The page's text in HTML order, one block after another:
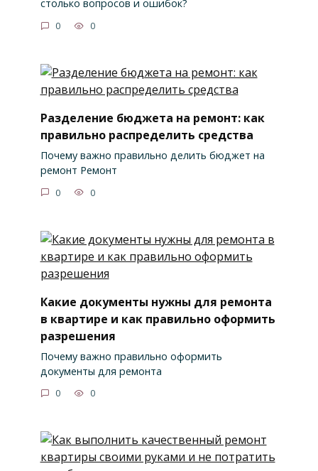
столько вопросов и ошибок?
0 0
Разделение бюджета на ремонт: как
правильно распределить средства
Почему важно правильно делить бюджет на
ремонт Ремонт
0 0
Какие документы нужны для ремонта
в квартире и как правильно оформить
разрешения
Почему важно правильно оформить
документы для ремонта
0 0